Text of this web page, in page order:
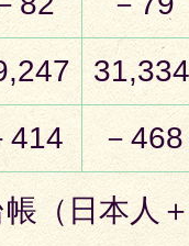
31,334
414 －468
帳（日本人